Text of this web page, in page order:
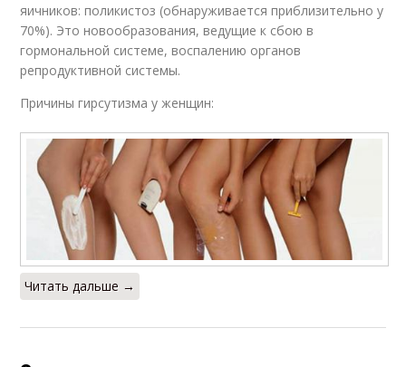
яичников: поликистоз (обнаруживается приблизительно у
70%). Это новообразования, ведущие к сбою в
гормональной системе, воспалению органов
репродуктивной системы.
Причины гирсутизма у женщин:
Читать дальше →